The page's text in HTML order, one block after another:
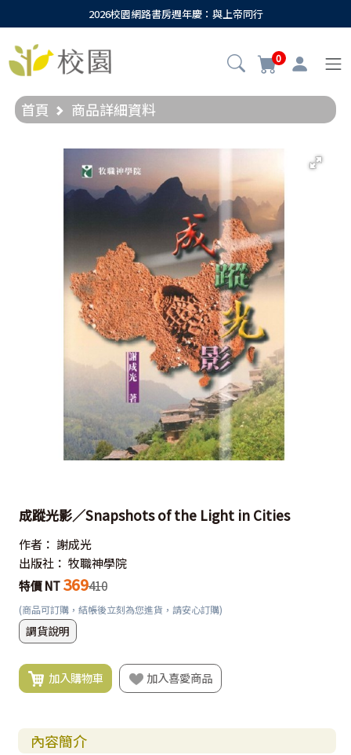
2026校園網路書房週年慶：與上帝同行
0
首頁 商品詳細資料
成蹤光影／Snapshots of the Light in Cities
作者： 謝成光
出版社： 牧職神學院
特價 NT 369410
(商品可訂購，結帳後立刻為您進貨，請安心訂購)
調貨說明
加入購物車 加入喜愛商品
內容簡介